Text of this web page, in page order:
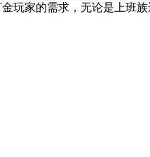
玩家的需求，无论是上班